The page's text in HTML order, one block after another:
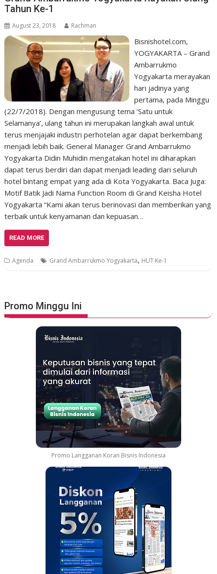
Tahun Ke-1
August 23, 2018 Rachman
Bisnishotel.com,
YOGYAKARTA – Grand
Ambarrukmo
Yogyakarta merayakan
hari jadinya yang
pertama, pada Minggu
(22/7/2018). Dengan mengusung tema ‘Satu untuk
Selamanya’, ulang tahun ini merupakan langkah awal untuk
terus menjajaki industri perhotelan agar dapat berkembang
menjadi lebih baik. General Manager Grand Ambarrukmo
Yogyakarta Didin Muhidin mengatakan hotel ini diharapkan
dapat terus berdiri dan dapat menjadi leading dari seluruh
hotel bintang empat yang ada di Kota Yogyakarta. Baca Juga:
Motif Batik Jadi Nama Function Room di Grand Keisha Hotel
Yogyakarta “Kami akan terus berinovasi dan memberikan yang
terbaik untuk kenyamanan dan kepuasan…
READ MORE
Agenda Grand Ambarrukmo Yogyakarta, HUT Ke-1
Promo Minggu Ini
Promo Langganan Koran Bisnis Indonesia